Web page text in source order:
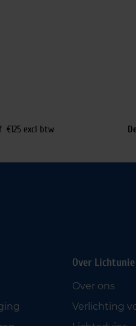
€125 excl btw
Over Lichtunie
Over ons
Verlichting